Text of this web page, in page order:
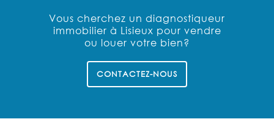
Vous cherchez un diagnostiqueur
immobilier à Lisieux pour vendre
ou louer votre bien?
CONTACTEZ-NOUS